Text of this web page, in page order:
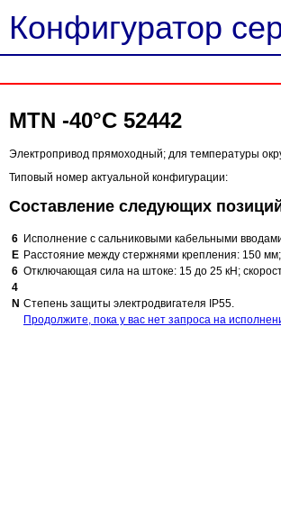
Конфигуратор
MTN -40°C 52442
Электропривод прямоходный; для температуры
Типовый номер актуальной конфигурации:
Составление следующих
6 Исполнение с сальниковыми кабельными
E Расстояние между стержнями крепления: 150
6 Отключающая сила на штоке: 15 до 25 кН;
4
N Степень защиты электродвигателя IP55.
Продолжите, пока у вас нет запроса на